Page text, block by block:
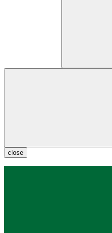
close